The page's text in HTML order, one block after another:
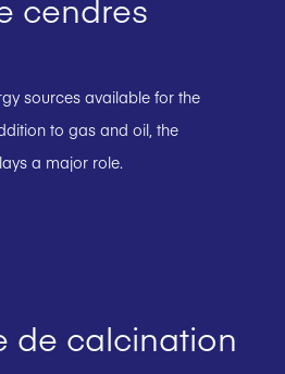
cendres
sources available for the
to gas and oil, the
a major role.
de calcination